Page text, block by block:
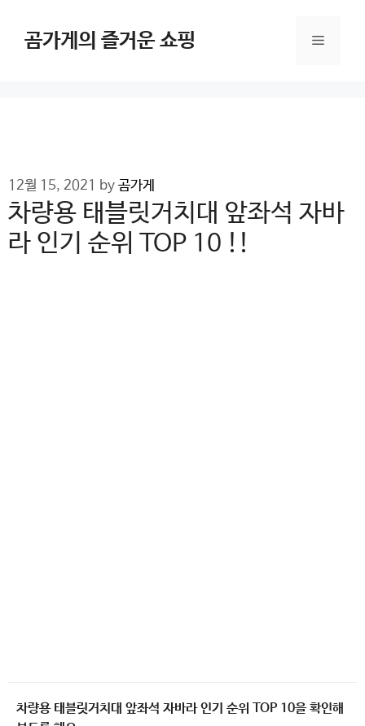
content곰가게의 즐거운 쇼핑 Menu
12월 15, 2021 by 곰가게
차량용 태블릿거치대 앞좌석 자바
라 인기 순위 TOP 10 !!
차량용 태블릿거치대 앞좌석 자바라 인기 순위 TOP 10을 확인해